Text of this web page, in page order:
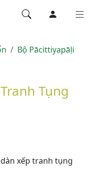
Bộ Pācittiyapāḷi
Tụng
xếp tranh tụng